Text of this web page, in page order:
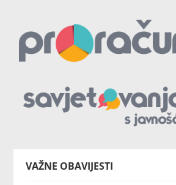
VAŽNE OBAVIJESTI